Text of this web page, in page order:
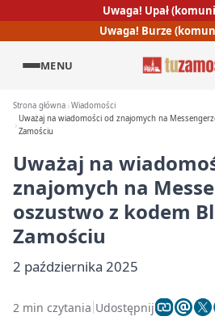
Uwaga! Upał
Uwaga! Burze
MENU
Strona główna Wiadomości
Uważaj na wiadomości od znajomych na
Zamościu
Uważaj na
znajomych na
oszustwo z kodem
Zamościu
2 października 2025
2 min czytania Udostępnij